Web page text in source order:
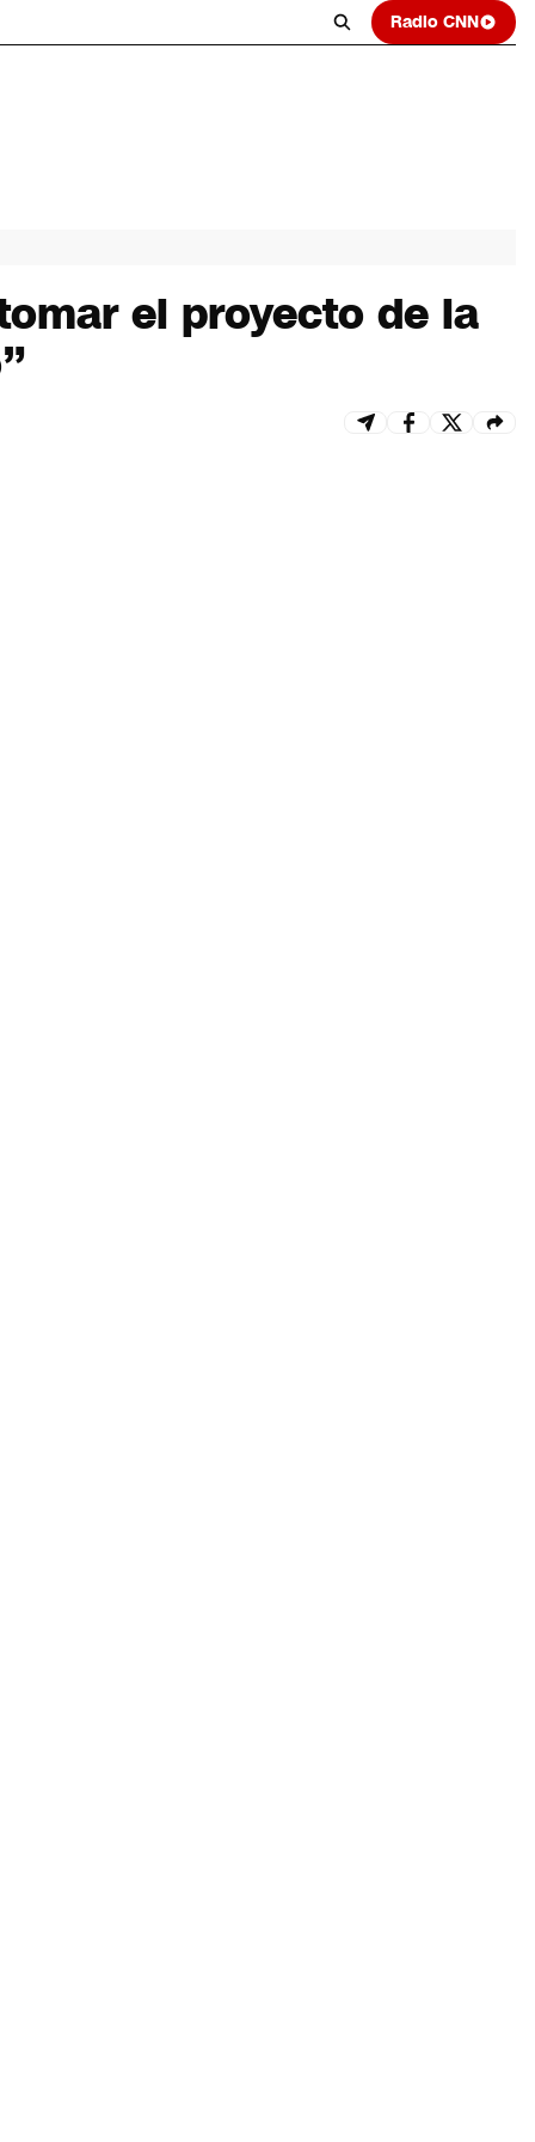
Radio CNN
el proyecto de la